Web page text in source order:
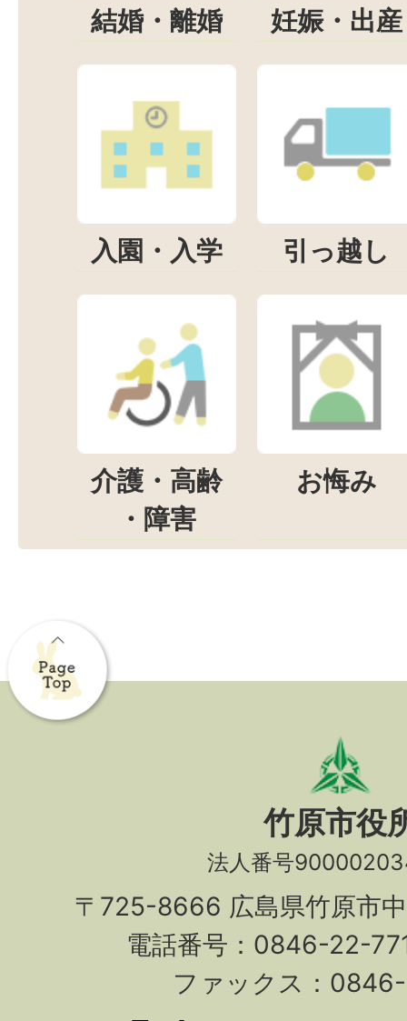
結婚・離婚 妊娠・出産
入園・入学 引っ越し
介護・高齢
・障害
お悔み
竹原市役
法人番号
〒725-8666 広島県竹原市
電話番号：0846-22-
ファックス：